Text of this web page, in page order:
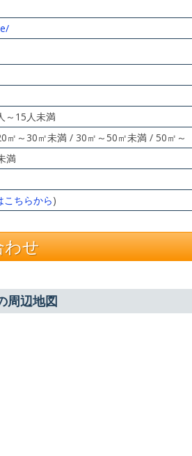
～15人未満
㎡～30㎡未満 / 30㎡～50㎡未満 / 50㎡～
満
こちらから)
わせ
周辺地図